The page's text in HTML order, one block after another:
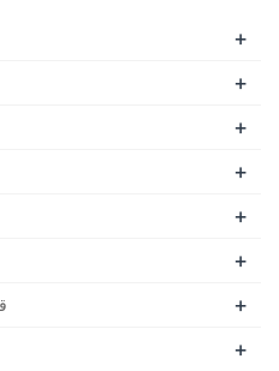
+
+
+
+
+
+
+
+